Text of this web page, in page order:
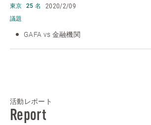
東京 25 名 2020/2/09
議題
GAFA vs 金融機関
活動レポート
Report